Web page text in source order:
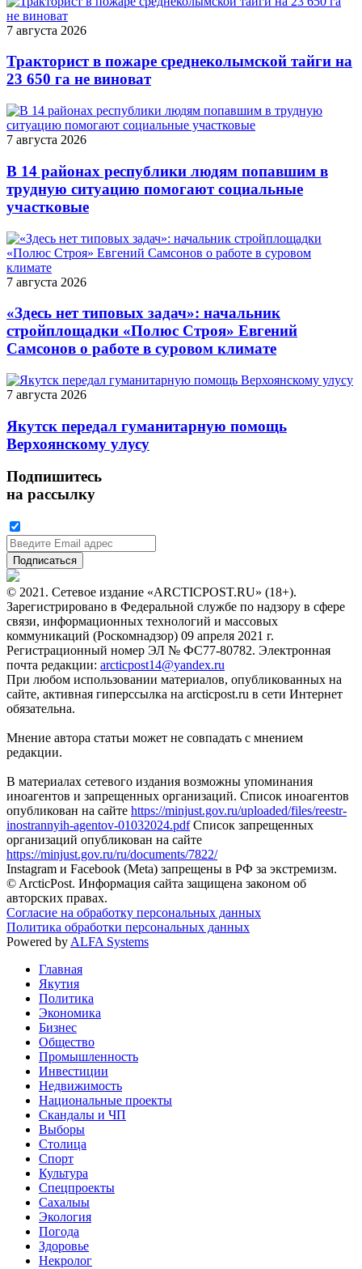
7 августа 2026
Тракторист в пожаре среднеколымской тайги на
23 650 га не виноват
7 августа 2026
В 14 районах республики людям попавшим в
трудную ситуацию помогают социальные
участковые
7 августа 2026
«Здесь нет типовых задач»: начальник
стройплощадки «Полюс Строя» Евгений
Самсонов о работе в суровом климате
7 августа 2026
Якутск передал гуманитарную помощь
Верхоянскому улусу
Подпишитесь
на рассылку
© 2021. Сетевое издание «ARCTICPOST.RU» (18+).
Зарегистрировано в Федеральной службе по надзору в сфере
связи, информационных технологий и массовых
коммуникаций (Роскомнадзор) 09 апреля 2021 г.
Регистрационный номер ЭЛ № ФС77-80782. Электронная
почта редакции: arcticpost14@yandex.ru
При любом использовании материалов, опубликованных на
сайте, активная гиперссылка на arcticpost.ru в сети Интернет
обязательна.
Мнение автора статьи может не совпадать с мнением
редакции.
В материалах сетевого издания возможны упоминания
иноагентов и запрещенных организаций. Список иноагентов
опубликован на сайте https://minjust.gov.ru/uploaded/files/reestr-
inostrannyih-agentov-01032024.pdfСписок запрещенных
организаций опубликован на сайте
https://minjust.gov.ru/ru/documents/7822/
Instagram и Facebook (Metа) запрещены в РФ за экстремизм.
© ArcticPost. Информация сайта защищена законом об
авторских правах.
Согласие на обработку персональных данных
Политика обработки персональных данных
Powered by ALFA Systems
Главная
Якутия
Политика
Экономика
Бизнес
Общество
Промышленность
Инвестиции
Недвижимость
Национальные проекты
Скандалы и ЧП
Выборы
Столица
Спорт
Культура
Спецпроекты
Сахалыы
Экология
Погода
Здоровье
Некролог